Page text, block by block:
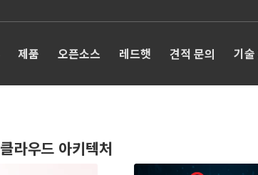
제품 오픈소스 레드햇 견적 문의 기술
클라우드 아키텍처